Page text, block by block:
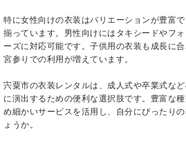
特に女性向けの衣装はバリエーションが豊富
揃っています。男性向けにはタキシードやフ
ーズに対応可能です。子供用の衣装も成長に
宮参りでの利用が増えています。
宍粟市の衣装レンタルは、成人式や卒業式な
に演出するための便利な選択肢です。豊富な
め細かいサービスを活用し、自分にぴったり
ょうか。